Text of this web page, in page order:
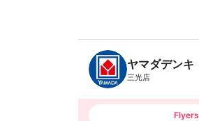
B
n
c
h
T
ヤマダデンキ
三光店
Flyers